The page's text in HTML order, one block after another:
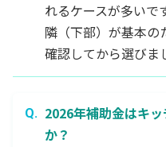
れるケースが多いで
隣（下部）が基本の
確認してから選びま
2026年補助金はキ
か？